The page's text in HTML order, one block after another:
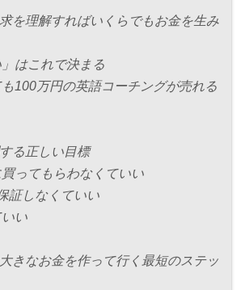
を理解すればいくらでもお金を生み
」はこれで決まる
100万円の英語コーチングが売れる
る正しい目標
ってもらわなくていい
証しなくていい
い
きなお金を作って行く最短のステッ